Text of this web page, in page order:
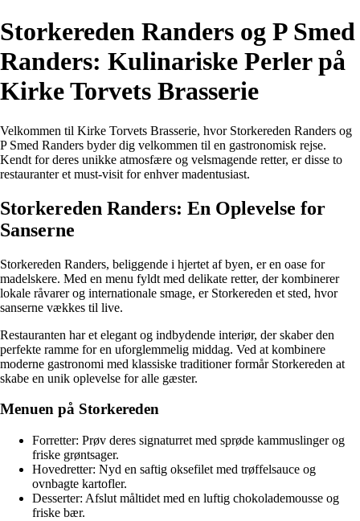
Storkereden Randers og P Smed
Randers: Kulinariske Perler på
Kirke Torvets Brasserie
Velkommen til Kirke Torvets Brasserie, hvor Storkereden Randers og
P Smed Randers byder dig velkommen til en gastronomisk rejse.
Kendt for deres unikke atmosfære og velsmagende retter, er disse to
restauranter et must-visit for enhver madentusiast.
Storkereden Randers: En Oplevelse for
Sanserne
Storkereden Randers, beliggende i hjertet af byen, er en oase for
madelskere. Med en menu fyldt med delikate retter, der kombinerer
lokale råvarer og internationale smage, er Storkereden et sted, hvor
sanserne vækkes til live.
Restauranten har et elegant og indbydende interiør, der skaber den
perfekte ramme for en uforglemmelig middag. Ved at kombinere
moderne gastronomi med klassiske traditioner formår Storkereden at
skabe en unik oplevelse for alle gæster.
Menuen på Storkereden
Forretter: Prøv deres signaturret med sprøde kammuslinger og
friske grøntsager.
Hovedretter: Nyd en saftig oksefilet med trøffelsauce og
ovnbagte kartofler.
Desserter: Afslut måltidet med en luftig chokolademousse og
friske bær.